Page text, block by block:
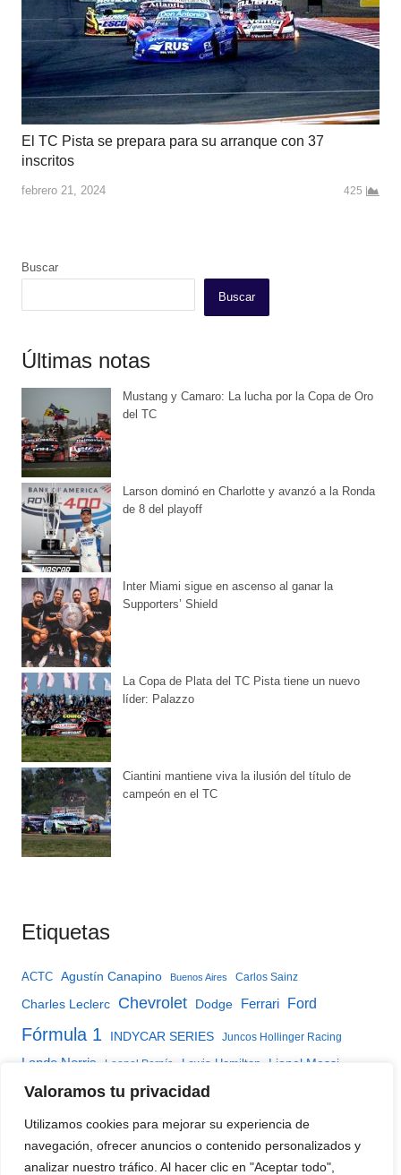
Valoramos tu privacidad
Utilizamos cookies para mejorar su experiencia de
navegación, ofrecer anuncios o contenido personalizados y
analizar nuestro tráfico. Al hacer clic en "Aceptar todo",
El TC Pista se prepara para su arranque con 37
inscritos
febrero 21, 2024 425
Buscar
Buscar
Últimas notas
Mustang y Camaro: La lucha por la Copa de Oro
del TC
Larson dominó en Charlotte y avanzó a la Ronda
de 8 del playoff
Inter Miami sigue en ascenso al ganar la
Supporters’ Shield
La Copa de Plata del TC Pista tiene un nuevo
líder: Palazzo
Ciantini mantiene viva la ilusión del título de
campeón en el TC
Etiquetas
ACTC Agustín Canapino Buenos Aires Carlos Sainz
Charles Leclerc Chevrolet Dodge Ferrari Ford
Fórmula 1 INDYCAR SERIES Juncos Hollinger Racing
Lando Norris Leonel Pernía Lewis Hamilton Lionel Messi
Matías Rossi Max Verstappen McLaren
TC Pista Mouras Torino Turismo Carretera
Turismo Nacional Clase 3